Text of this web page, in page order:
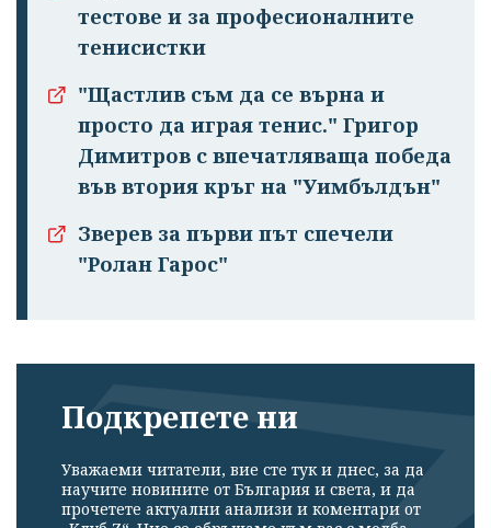
тестове и за професионалните
тенисистки
"Щастлив съм да се върна и
просто да играя тенис." Григор
Димитров с впечатляваща победа
във втория кръг на "Уимбълдън"
Зверев за първи път спечели
"Ролан Гарос"
Подкрепете ни
Уважаеми читатели, вие сте тук и днес, за да
научите новините от България и света, и да
прочетете актуални анализи и коментари от